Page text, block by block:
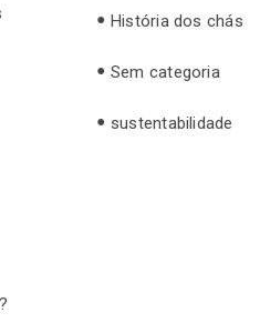
História dos chás
Sem categoria
sustentabilidade